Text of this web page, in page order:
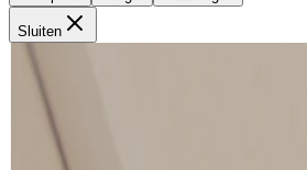
Sluiten